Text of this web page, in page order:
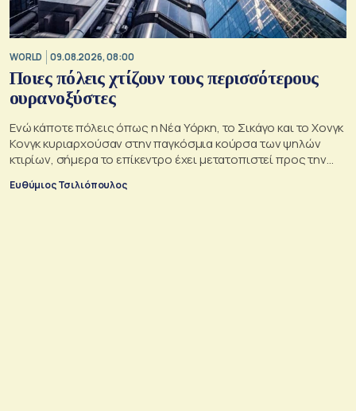
WORLD 09.08.2026, 08:00
Ποιες πόλεις χτίζουν τους περισσότερους
ουρανοξύστες
Ενώ κάποτε πόλεις όπως η Νέα Υόρκη, το Σικάγο και το Χονγκ
Κονγκ κυριαρχούσαν στην παγκόσμια κούρσα των ψηλών
κτιρίων, σήμερα το επίκεντρο έχει μετατοπιστεί προς την
Ευθύμιος Τσιλιόπουλος